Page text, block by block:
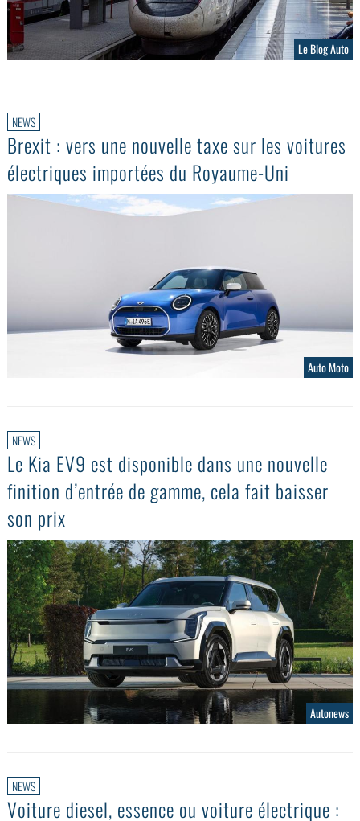
Le Blog Auto
NEWS
Brexit : vers une nouvelle taxe sur les voitures
électriques importées du Royaume-Uni
Auto Moto
NEWS
Le Kia EV9 est disponible dans une nouvelle
finition d’entrée de gamme, cela fait baisser
son prix
Autonews
NEWS
Voiture diesel, essence ou voiture électrique :